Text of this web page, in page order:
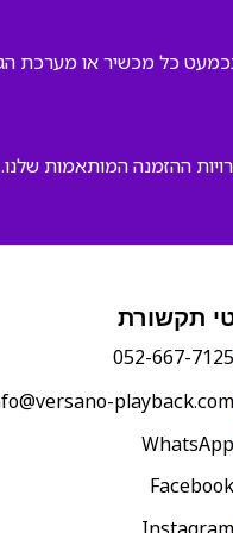
ההזמנה המותאמות שלנו.
תקשורת
052-667-7125
playback.com‬
WhatsApp
Facebook
Instagram